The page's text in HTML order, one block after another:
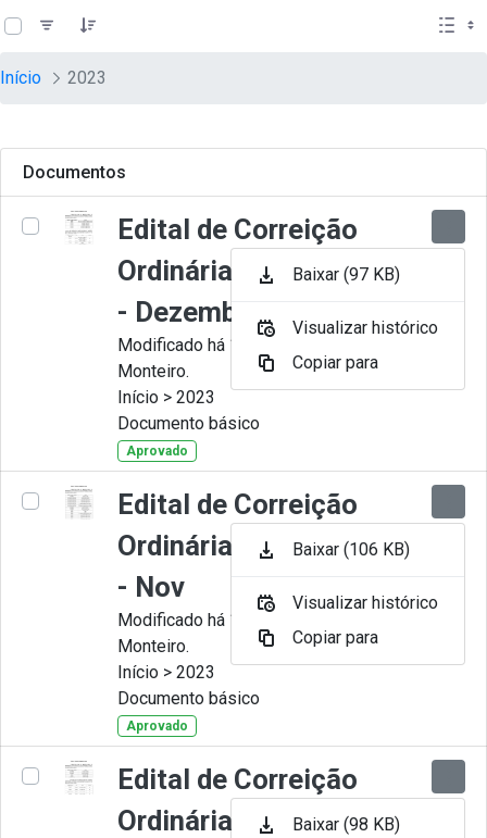
Pular para o Conteúdo principal
teste descricao
Início 2023
Documentos
Edital de Correição
Ordinária nº 012-2023
- Dezembro
Modificado há 11 Meses por Juliana
Monteiro.
Início > 2023
Documento básico
Aprovado
Edital de Correição
Ordinária nº 011-2023
- Nov
Modificado há 11 Meses por Juliana
Monteiro.
Início > 2023
Documento básico
Aprovado
Edital de Correição
Ordinária nº 010-2023
Baixar (97 KB)
Visualizar histórico
Copiar para
Baixar (106 KB)
Visualizar histórico
Copiar para
Baixar (98 KB)